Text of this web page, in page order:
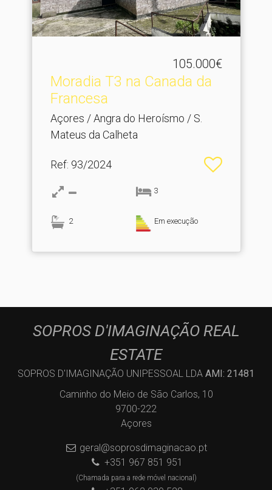
105.000€
Moradia T3 na Canada da
Francesa
Açores / Angra do Heroísmo / S.
Mateus da Calheta
Ref: 93/2024
3
2 Em execução
SOPROS D'IMAGINAÇÃO REAL
ESTATE
SOPROS D'IMAGINAÇÃO UNIPESSOAL LDA AMI: 21481
Caminho do Meio de São Carlos, 10
9700-222
Açores
geral@soprosdimaginacao.pt
+351 967 851 951
(Chamada para a rede móvel nacional)